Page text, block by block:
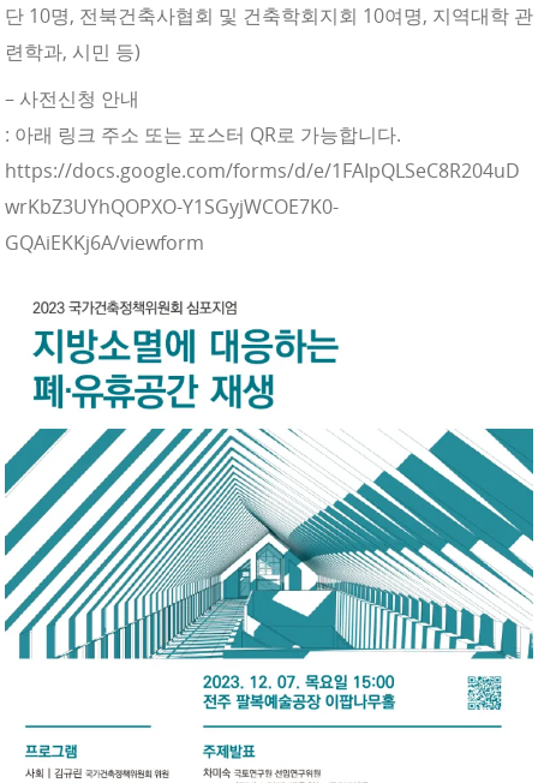
단 10명, 전북건축사협회 및 건축학회지회 10여명, 지역대학 관
련학과, 시민 등)
– 사전신청 안내
: 아래 링크 주소 또는 포스터 QR로 가능합니다.
https://docs.google.com/forms/d/e/1FAIpQLSeC8R204uD
wrKbZ3UYhQOPXO-Y1SGyjWCOE7K0-
GQAiEKKj6A/viewform